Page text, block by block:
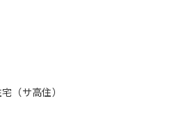
（サ高住）